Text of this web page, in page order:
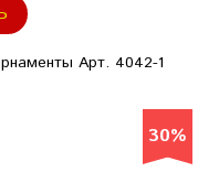
Арт. 4042-1
30%